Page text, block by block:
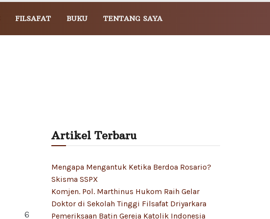
FILSAFAT BUKU TENTANG SAYA
6
Artikel Terbaru
Mengapa Mengantuk Ketika Berdoa Rosario?
Skisma SSPX
Komjen. Pol. Marthinus Hukom Raih Gelar
Doktor di Sekolah Tinggi Filsafat Driyarkara
Pemeriksaan Batin Gereja Katolik Indonesia